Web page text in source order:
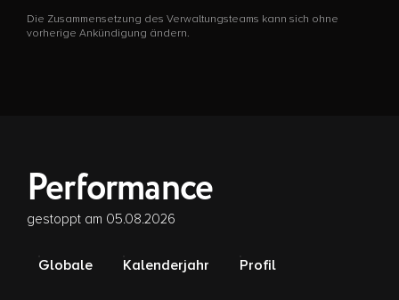
Die Zusammensetzung des Verwaltungsteams kann sich ohne
vorherige Ankündigung ändern.
Performance
gestoppt am 05.08.2026
Globale Kalenderjahr Profil